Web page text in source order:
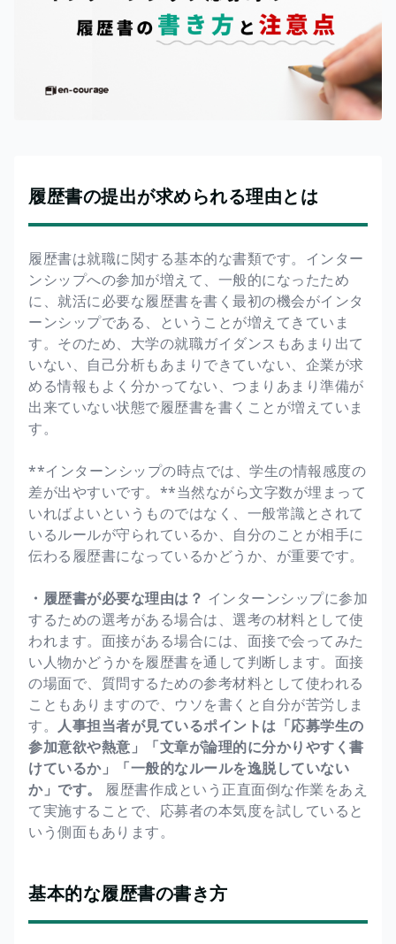
履歴書の提出が求められる理由とは
履歴書は就職に関する基本的な書類です。インター
ンシップへの参加が増えて、一般的になったため
に、就活に必要な履歴書を書く最初の機会がインタ
ーンシップである、ということが増えてきていま
す。そのため、大学の就職ガイダンスもあまり出て
いない、自己分析もあまりできていない、企業が求
める情報もよく分かってない、つまりあまり準備が
出来ていない状態で履歴書を書くことが増えていま
す。
**インターンシップの時点では、学生の情報感度の
差が出やすいです。**当然ながら文字数が埋まって
いればよいというものではなく、一般常識とされて
いるルールが守られているか、自分のことが相手に
伝わる履歴書になっているかどうか、が重要です。
・履歴書が必要な理由は？ インターンシップに参加
するための選考がある場合は、選考の材料として使
われます。面接がある場合には、面接で会ってみた
い人物かどうかを履歴書を通して判断します。面接
の場面で、質問するための参考材料として使われる
こともありますので、ウソを書くと自分が苦労しま
す。 人事担当者が見ているポイントは「応募学生の
参加意欲や熱意」「文章が論理的に分かりやすく書
けているか」「一般的なルールを逸脱していない
か」です。
履歴書作成という正直面倒な作業をあえ
て実施することで、応募者の本気度を試していると
いう側面もあります。
基本的な履歴書の書き方